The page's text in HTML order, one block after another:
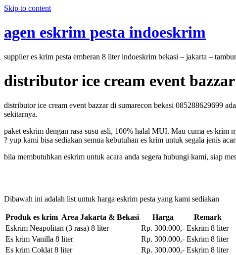
Skip to content
agen eskrim pesta indoeskrim
supplier es krim pesta emberan 8 liter indoeskrim bekasi – jakarta –
distributor ice cream event
distributor ice cream event bazzar di sumarecon bekasi 085288629699
sekitarnya.
paket eskrim dengan rasa susu asli, 100% halal MUI. Mau cuma es krim
? yup kami bisa sediakan semua kebutuhan es krim untuk segala jenis
bila membutuhkan eskrim untuk acara anda segera hubungi kami, siap
Dibawah ini adalah list untuk harga eskrim pesta yang kami sediakan
Produk es krim Area Jakarta & Bekasi Harga
Remark
Eskrim Neapolitan (3 rasa) 8 liter
Rp. 300.000,- Eskrim 8 liter
Es krim Vanilla 8 liter
Rp. 300.000,- Eskrim 8 liter
Es krim Coklat 8 liter
Rp. 300.000,- Eskrim 8 liter